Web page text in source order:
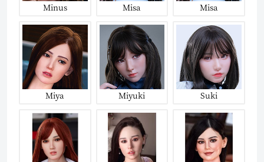
Minus Misa Misa
Miya Miyuki Suki